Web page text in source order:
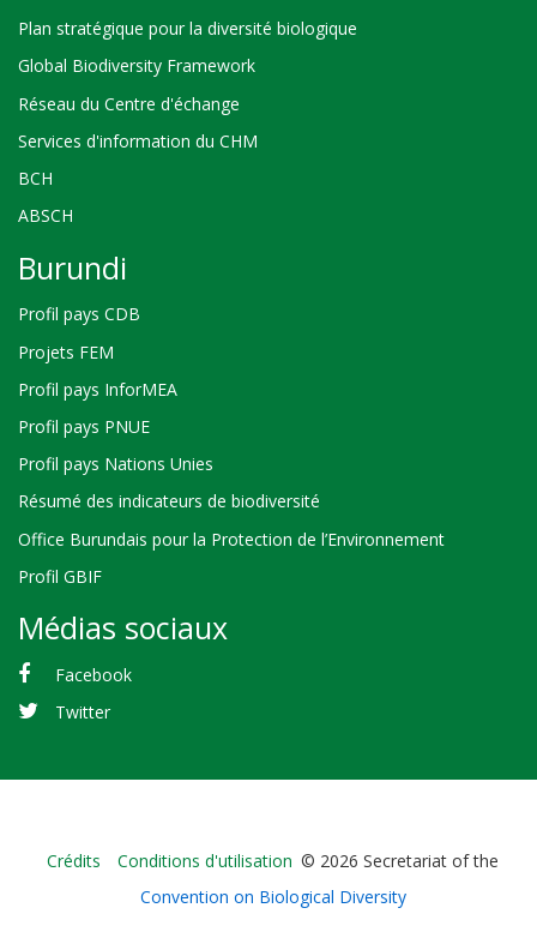
Plan stratégique pour la diversité biologique
Global Biodiversity Framework
Réseau du Centre d'échange
Services d'information du CHM
BCH
ABSCH
Burundi
Profil pays CDB
Projets FEM
Profil pays InforMEA
Profil pays PNUE
Profil pays Nations Unies
Résumé des indicateurs de biodiversité
Office Burundais pour la Protection de l’Environnement
Profil GBIF
Médias sociaux
Facebook
Twitter
Bioland
-
Crédits Conditions d'utilisation © 2026 Secretariat of the
Convention on Biological Diversity